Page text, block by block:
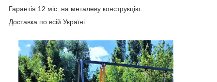
Гарантія 12 міс. на металеву конструкцію.
Доставка по всій Україні